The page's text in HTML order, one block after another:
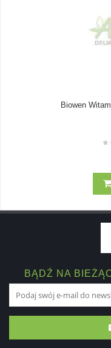
Biowen
BĄDŹ NA